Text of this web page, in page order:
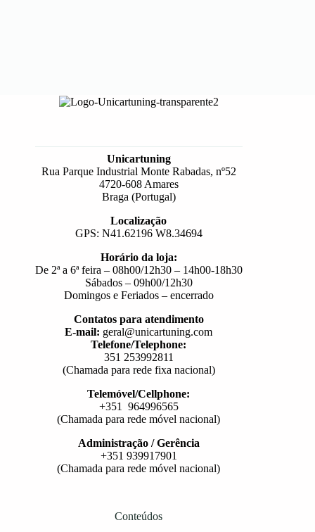
Unicartuning
Rua Parque Industrial Monte Rabadas, nº52
4720-608 Amares
Braga (Portugal)
Localização
GPS: N41.62196 W8.34694
Horário da loja:
De 2ª a 6ª feira – 08h00/12h30 – 14h00-18h30
Sábados – 09h00/12h30
Domingos e Feriados – encerrado
Contatos para atendimento
E-mail: geral@unicartuning.com
Telefone/Telephone:
351 253992811
(Chamada para rede fixa nacional)
Telemóvel/Cellphone:
+351 964996565
(Chamada para rede móvel nacional)
Administração / Gerência
+351 939917901
(Chamada para rede móvel nacional)
Conteúdos